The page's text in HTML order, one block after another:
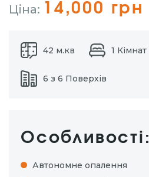
Ціна: 14,000 грн
42 м.кв 1 Кімнат
6 з 6 Поверхів
Особливості:
Автономне опалення